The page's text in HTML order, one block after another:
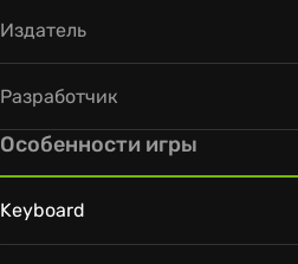
Издатель
Разработчик
Особенности игры
Keyboard